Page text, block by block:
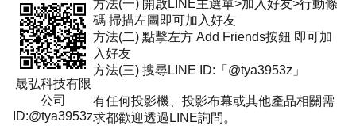
晟弘科技有限
公司
ID:@tya3953z
方法(一) 開啟LINE主選單>加入好友>行動條
碼 掃描左圖即可加入好友
方法(二) 點擊左方 Add Friends按鈕 即可加
入好友
方法(三) 搜尋LINE ID:「@tya3953z」
有任何投影機、投影布幕或其他產品相關需
求都歡迎透過LINE詢問。